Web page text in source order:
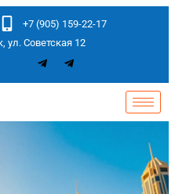
+7 (905) 159-22-17
ул. Советская 12